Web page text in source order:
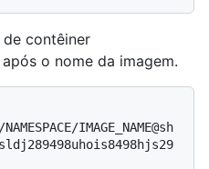
contêiner
após o nome da imagem.
IMAGE_NAME@sh